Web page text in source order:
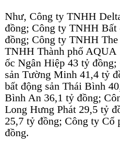
Như, Công ty TNHH
đồng; Công ty TNHH
đồng; Công ty TNHH
TNHH Thành phố AQUA
ốc Ngân Hiệp 43 tỷ
sản Tường Minh 41,4 tỷ
bất động sản Thái Bình
Bình An 36,1 tỷ đồng;
Long Hưng Phát 29,5 tỷ
25,7 tỷ đồng; Công ty
đồng.